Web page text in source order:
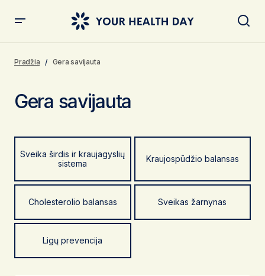
Pradžia Gera savijauta
Gera savijauta
Sveika širdis ir kraujagyslių
sistema
Kraujospūdžio balansas
Cholesterolio balansas Sveikas žarnynas
Ligų prevencija